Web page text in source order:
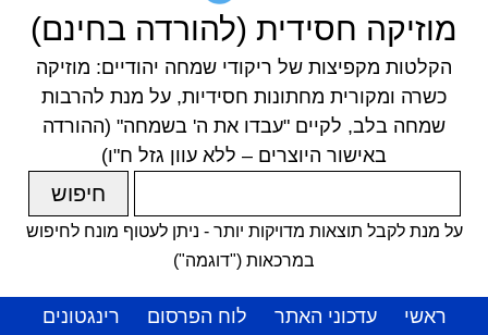
מוזיקה חסידית (להורדה בחינם)
הקלטות מקפיצות של ריקודי שמחה יהודיים: מוזיקה
כשרה ומקורית מחתונות חסידיות, על מנת להרבות
שמחה בלב, לקיים "עבדו את ה' בשמחה" (ההורדה
באישור היוצרים – ללא עוון גזל ח"ו)
על מנת לקבל תוצאות מדויקות יותר - ניתן לעטוף מונח לחיפוש
במרכאות ("דוגמה")
ראשי עדכוני האתר לוח הפרסום
רינגטונים